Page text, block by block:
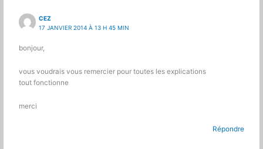
CEZ
17 JANVIER 2014 À 13 H 45 MIN
bonjour,
vous voudrais vous remercier pour toutes les explications
tout fonctionne
merci
Répondre